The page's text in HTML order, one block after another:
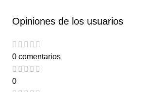
Opiniones de los usuarios
0 comentarios
0